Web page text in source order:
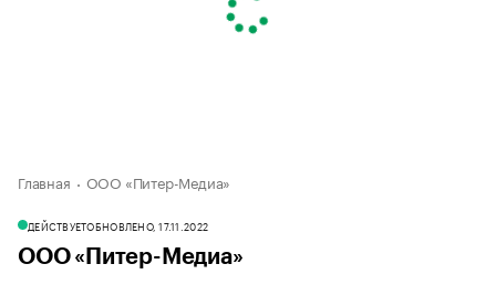
Главная ООО «Питер-Медиа»
ДЕЙСТВУЕТОБНОВЛЕНО, 17.11.2022
ООО «Питер-Медиа»